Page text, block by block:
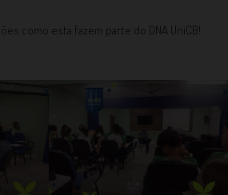
como esta fazem parte do DNA UniCB!